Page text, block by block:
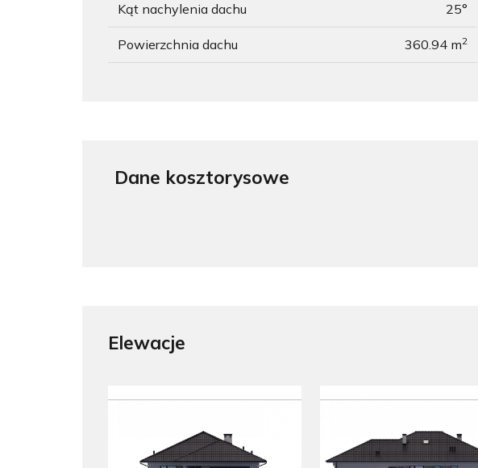
Kąt nachylenia dachu 25°
Powierzchnia dachu 360.94 m2
Dane kosztorysowe
Elewacje